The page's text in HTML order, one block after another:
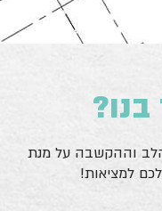
וההקשבה על מנת
למציאות!